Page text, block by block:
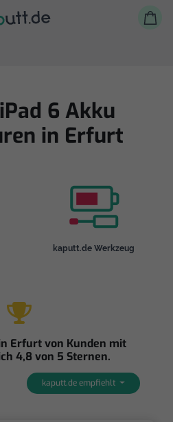
6 Akku
in Erfurt
kaputt.de Werkzeug
Erfurt von Kunden mit
4,8 von 5 Sternen.
kaputt.de empfiehlt